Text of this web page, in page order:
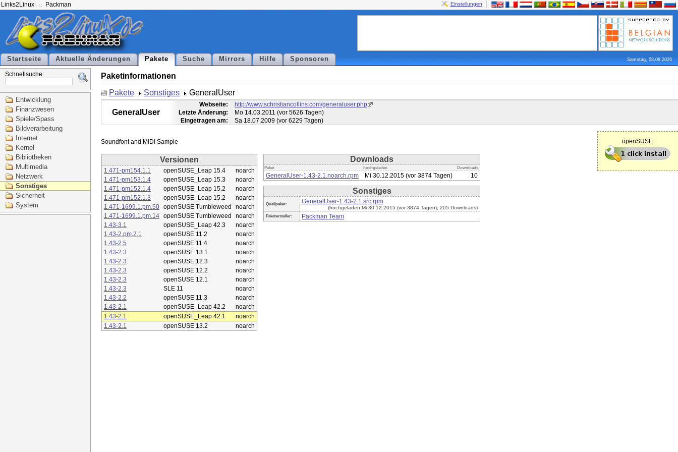
Links2Linux Packman Einstellungen
Startseite Aktuelle Änderungen Pakete Suche Mirrors Hilfe Sponsoren Samstag, 08.08.2026
Schnellsuche:
Entwicklung
Finanzwesen
Spiele/Spass
Bildverarbeitung
Internet
Kernel
Bibliotheken
Multimedia
Netzwerk
Sonstiges
Sicherheit
System
Paketinformationen
Pakete
Sonstiges GeneralUser
GeneralUser
Webseite:
http://www.schristiancollins.com/generaluser.php
Letzte Änderung:
Mo 14.03.2011 (vor 5626 Tagen)
Eingetragen am:
Sa 18.07.2009 (vor 6229 Tagen)
openSUSE:
Versionen
1.471-pm154.1.1 openSUSE_Leap 15.4
noarch
1.471-pm153.1.4
openSUSE_Leap 15.3
noarch
1.471-pm152.1.4
openSUSE_Leap 15.2
noarch
1.471-pm152.1.3
openSUSE_Leap 15.2
noarch
1.471-1699.1.pm.50 openSUSE Tumbleweed
noarch
1.471-1699.1.pm.14 openSUSE Tumbleweed
noarch
1.43-3.1
openSUSE_Leap 42.3
noarch
1.43-2.pm.2.1
openSUSE 11.2
noarch
1.43-2.5
openSUSE 11.4
noarch
1.43-2.3
openSUSE 13.1
noarch
1.43-2.3
openSUSE 12.3
noarch
1.43-2.3
openSUSE 12.2
noarch
1.43-2.3
openSUSE 12.1
noarch
1.43-2.3
SLE 11
noarch
1.43-2.2
openSUSE 11.3
noarch
1.43-2.1
openSUSE_Leap 42.2
noarch
1.43-2.1
openSUSE_Leap 42.1
noarch
1.43-2.1
openSUSE 13.2 noarch
Downloads
Paket hochgeladen Downloads
GeneralUser-1.43-2.1.noarch.rpm Mi 30.12.2015 (vor 3874 Tagen) 10
Sonstiges
Quellpaket: GeneralUser-1.43-2.1.src.rpm
(hochgeladen Mi 30.12.2015 (vor 3874 Tagen), 205 Downloads)
Paketersteller: Packman Team